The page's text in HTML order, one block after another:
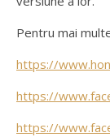
Pentru mai
https://
https://
https://